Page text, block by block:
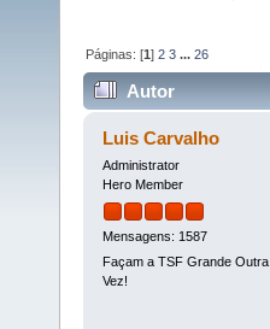
Páginas: [1]2 3 ...26
Autor
Luis Carvalho
Administrator
Hero Member
Mensagens: 1587
Façam a TSF Grande Outra
Vez!